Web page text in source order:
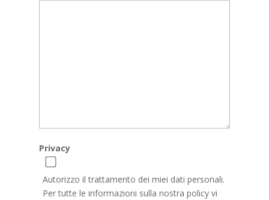
Privacy
Autorizzo il trattamento dei miei dati personali.
Per tutte le informazioni sulla nostra policy vi